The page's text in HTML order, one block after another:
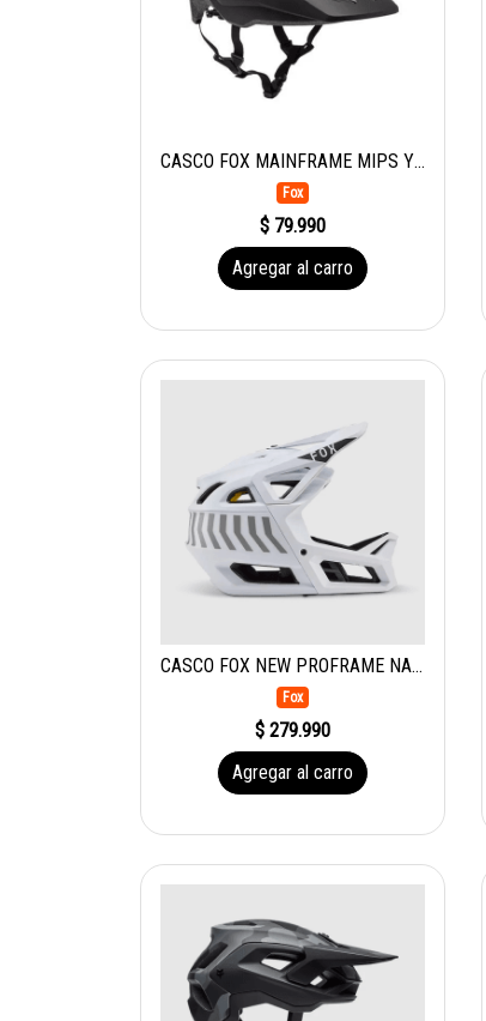
CASCO FOX MAINFRAME MIPS YOUTH BLK
Fox
$ 79.990
Agregar al carro
CASCO FOX NEW PROFRAME NACE WHT
Fox
$ 279.990
Agregar al carro